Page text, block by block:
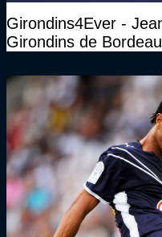
Girondins4Ever -
Girondins de